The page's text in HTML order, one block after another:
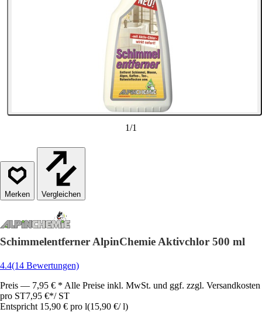
1/1
Vergleichen
Schimmelentferner AlpinChemie Aktivchlor 500 ml
4.4(14 Bewertungen)
Preis — 7,95 € * Alle Preise inkl. MwSt. und ggf. zzgl. Versandkosten
pro ST7,95 €*/ ST
Entspricht 15,90 € pro l(15,90 €/ l)